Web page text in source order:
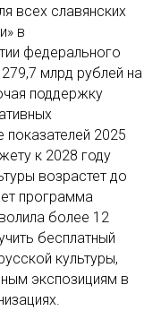
всех славянских
в
федерального
млрд рублей на
поддержку
показателей 2025
к 2028 году
возрастет до
программа
более 12
бесплатный
культуры,
экспозициям в